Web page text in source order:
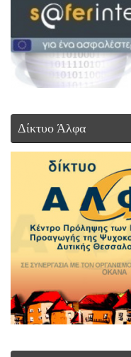
Δίκτυο Άλφα